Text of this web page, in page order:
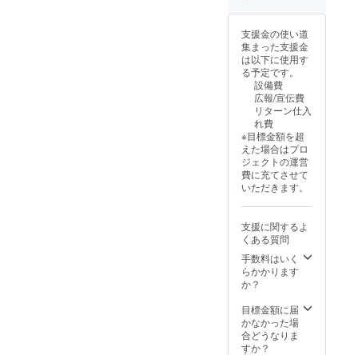
が、首
都圏
（東
京、神
奈川、
千葉、
埼玉）
エリア
外は別
途交通
費をお
願いす
る場合
がござ
います
せ ・1
依頼に
つき1枚
のみの
使用可
能 ・誰
でも譲
渡OK ・
有効期
限は発
行より1
年 ・遺
熱大陸
の「撮
影費
用」に
割引で
す ・撮
影地
が、首
京、神
奈川、
千葉、
存続す
掲載 ・
掲載方
法：文
字のみ
・注意
事項：
支援
ず備考
欄に掲
載を希
望され
るお名
前をご
ださい
※重要な
お知ら
せ ・1
依頼に
のみの
使用可
能 ・誰
でも譲
支援金の使い道
集まった支援金
は以下に使用す
る予定です。
設備費
広報/宣伝費
リターン仕入
れ費
※目標金額を超
えた場合はプロ
ジェクトの運営
費に充てさせて
いただきます。
支援に関するよ
くある質問
手数料はいく
らかかります
か？
目標金額に届
かなかった場
合どうなりま
すか？